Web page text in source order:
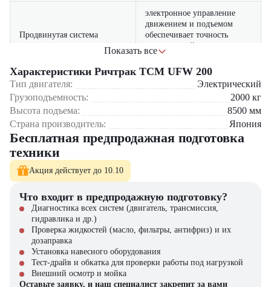
Продвинутая система
электронное управление
движением и подъемом
обеспечивает точность
манипуляций и снижает
вероятность ошибок при
работе
Энергоэффективность и
долговечность
надежный электродвигатель
и система рекуперации
энергии снижают
эксплуатационные расходы
Где применяется ричтрак TCM UFW 200?
Производственные склады с интенсивным грузооборотом
Оптовые торговые комплексы
Предприятия тяжелой промышленности
Сельскохозяйственные хранилища
Почему стоит выбрать TCM UFW 200?
Оптимальное сочетание грузоподъемности и компактности
Передовая система управления
Показать все
Характеристики Ричтрак TCM UFW 200
Тип двигателя:
Электрический
Грузоподъемность:
2000 кг
Высота подъема:
8500 мм
Страна производитель:
Япония
Бесплатная предпродажная подготовка
техники
Акция действует до 10.10
Что входит в предпродажную подготовку?
Диагностика всех систем (двигатель, трансмиссия,
гидравлика и др.)
Проверка жидкостей (масло, фильтры, антифриз) и их
дозаправка
Установка навесного оборудования
Тест-драйв и обкатка для проверки работы под нагрузкой
Внешний осмотр и мойка
Оставьте заявку, и наш специалист закрепит за вами